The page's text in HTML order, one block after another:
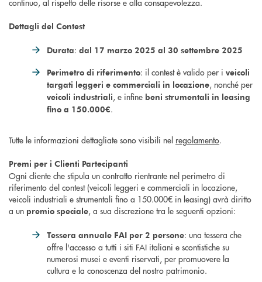
Dettagli del Contest
Durata: dal 17 marzo 2025 al 30 settembre 2025
Perimetro di riferimento: il contest è valido per i veicoli
targati leggeri e commerciali in locazione, nonché per
veicoli industriali, e infine beni strumentali in leasing
fino a 150.000€.
Tutte le informazioni dettagliate sono visibili nel regolamento.
Premi per i Clienti Partecipanti
Ogni cliente che stipula un contratto rientrante nel perimetro di
riferimento del contest (veicoli leggeri e commerciali in locazione,
veicoli industriali e strumentali fino a 150.000€ in leasing) avrà diritto
a un premio speciale, a sua discrezione tra le seguenti opzioni:
Tessera annuale FAI per 2 persone: una tessera che
offre l'accesso a tutti i siti FAI italiani e scontistiche su
numerosi musei e eventi riservati, per promuovere la
cultura e la conoscenza del nostro patrimonio.